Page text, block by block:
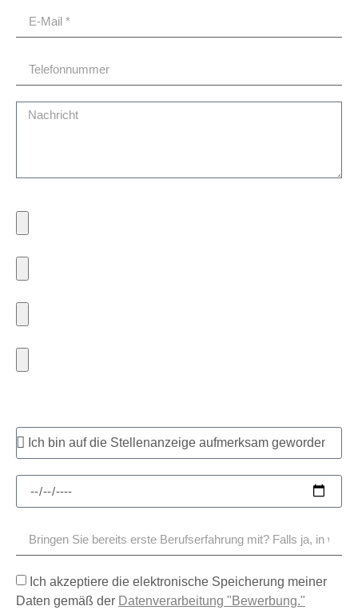
Ich akzeptiere die elektronische Speicherung meiner
Daten gemäß der Datenverarbeitung "Bewerbung."